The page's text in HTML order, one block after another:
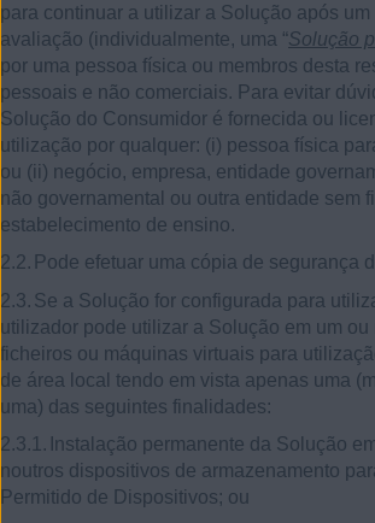
para continuar a utilizar a Solução após um
avaliação (individualmente, uma “Solução
por uma pessoa física ou membros desta
pessoais e não comerciais. Para evitar
Solução do Consumidor é fornecida ou
utilização por qualquer: (i) pessoa física
ou (ii) negócio, empresa, entidade
não governamental ou outra entidade sem
estabelecimento de ensino.
2.2. Pode efetuar uma cópia de segurança
2.3. Se a Solução for configurada para
utilizador pode utilizar a Solução em um ou
ficheiros ou máquinas virtuais para
de área local tendo em vista apenas uma
uma) das seguintes finalidades:
2.3.1. Instalação permanente da Solução
noutros dispositivos de armazenamento
Permitido de Dispositivos; ou